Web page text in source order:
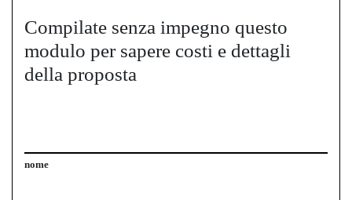
Compilate senza impegno questo
modulo per sapere costi e dettagli
della proposta
nome